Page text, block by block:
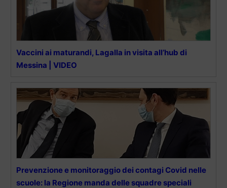
Vaccini ai maturandi, Lagalla in visita all’hub di
Messina | VIDEO
Prevenzione e monitoraggio dei contagi Covid nelle
scuole: la Regione manda delle squadre speciali